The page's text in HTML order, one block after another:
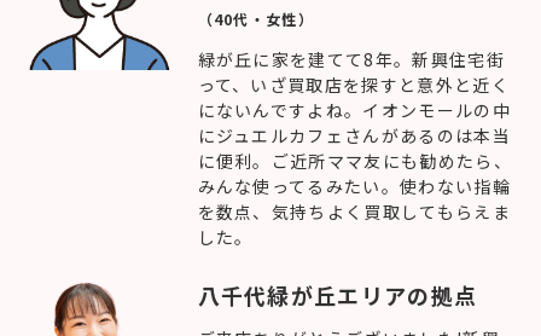
（40代・女性）
緑が丘に家を建てて8年。新興住宅街
って、いざ買取店を探すと意外と近く
にないんですよね。イオンモールの中
にジュエルカフェさんがあるのは本当
に便利。ご近所ママ友にも勧めたら、
みんな使ってるみたい。使わない指輪
を数点、気持ちよく買取してもらえま
した。
八千代緑が丘エリアの拠点